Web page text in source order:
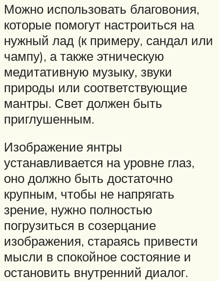
Можно использовать благовония,
которые помогут настроиться на
нужный лад (к примеру, сандал или
чампу), а также этническую
медитативную музыку, звуки
природы или соответствующие
мантры. Свет должен быть
приглушенным.
Изображение янтры
устанавливается на уровне глаз,
оно должно быть достаточно
крупным, чтобы не напрягать
зрение, нужно полностью
погрузиться в созерцание
изображения, стараясь привести
мысли в спокойное состояние и
остановить внутренний диалог.